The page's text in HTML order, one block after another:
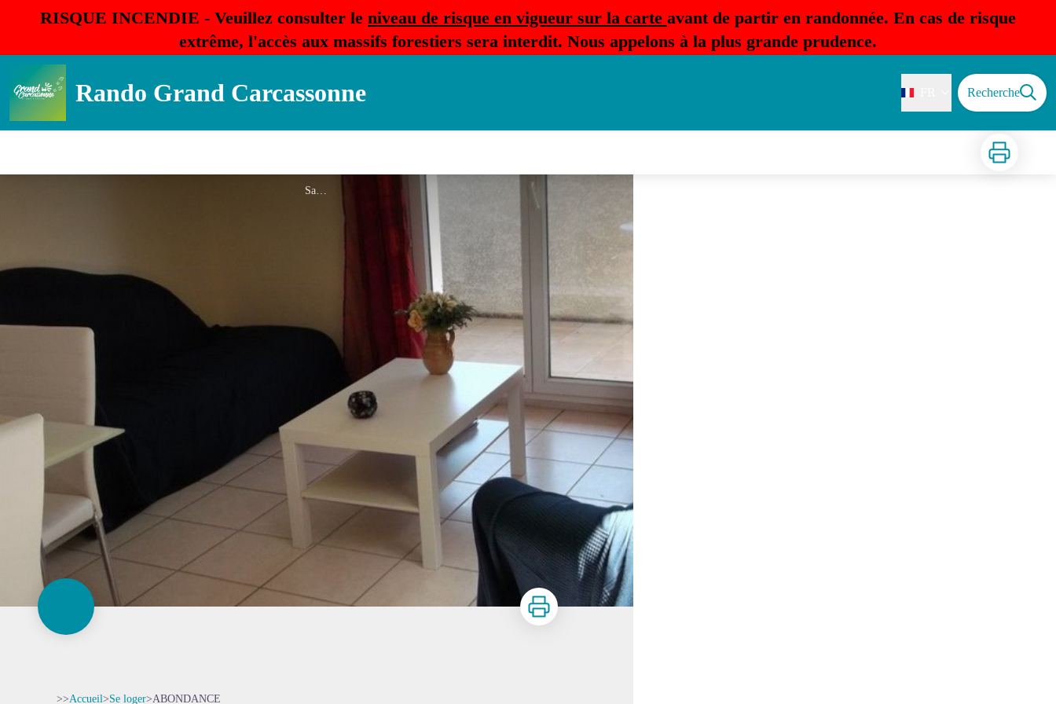
RISQUE INCENDIE - Veuillez consulter le niveau de risque en vigueur sur la carte avant de partir en randonnée. En cas de risque
extrême, l'accès aux massifs forestiers sera interdit. Nous appelons à la plus grande prudence.
Rando Grand Carcassonne Recherche
Imprimer
Salon
Imprimer
>>Accueil>Se loger>ABONDANCE